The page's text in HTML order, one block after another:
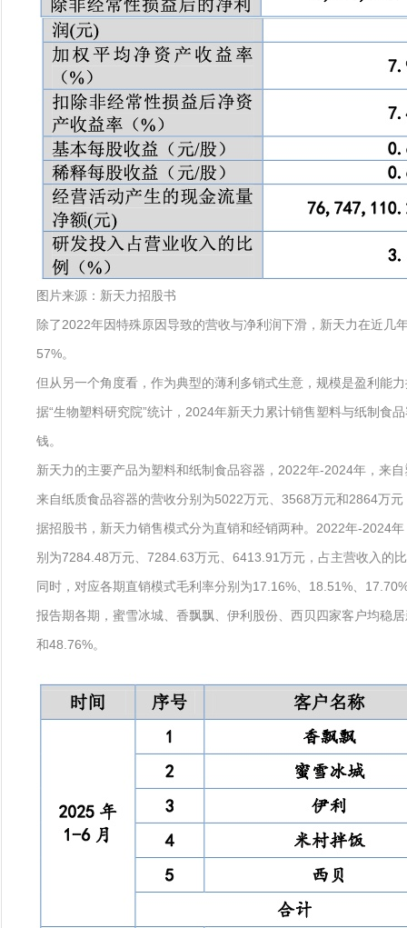
图片来源：新天力招股书
除了2022年因特殊原因导致的营收与净利润下滑，新天力在近几
57%。
但从另一个角度看，作为典型的薄利多销式生意，规模是盈利能
据“生物塑料研究院”统计，2024年新天力累计销售塑料与纸制
钱。
新天力的主要产品为塑料和纸制食品容器，2022年-2024年，来
来自纸质食品容器的营收分别为5022万元、3568万元和2864万
据招股书，新天力销售模式分为直销和经销两种。2022年-2024
别为7284.48万元、7284.63万元、6413.91万元，占主营收入的
同时，对应各期直销模式毛利率分别为17.16%、18.51%、
报告期各期，蜜雪冰城、香飘飘、伊利股份、西贝四家客户均稳
和48.76%。